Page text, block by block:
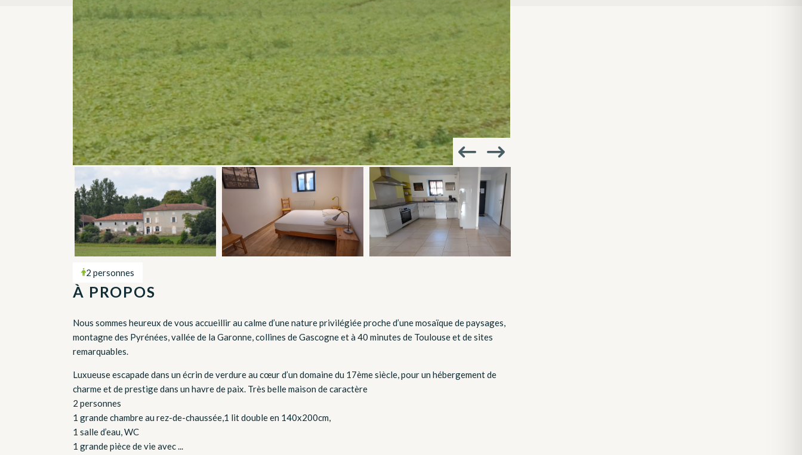
2 personnes
À PROPOS
Nous sommes heureux de vous accueillir au calme d’une nature privilégiée proche d’une mosaïque de paysages,
montagne des Pyrénées, vallée de la Garonne, collines de Gascogne et à 40 minutes de Toulouse et de sites
remarquables.
Luxueuse escapade dans un écrin de verdure au cœur d’un domaine du 17ème siècle, pour un hébergement de
charme et de prestige dans un havre de paix. Très belle maison de caractère
2 personnes
1 grande chambre au rez-de-chaussée,1 lit double en 140x200cm,
1 salle d’eau, WC
1 grande pièce de vie avec ...